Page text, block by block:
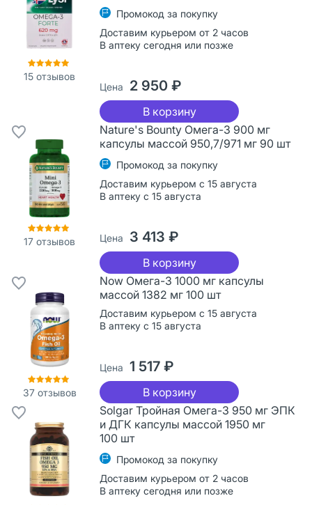
15 отзывов
Промокод за покупку
Доставим курьером от 2 часов
В аптеку сегодня или позже
Цена 2 950 ₽
В корзину
17 отзывов
Nature's Bounty Омега-3 900 мг
капсулы массой 950,7/971 мг 90 шт
Промокод за покупку
Доставим курьером с 15 августа
В аптеку с 15 августа
Цена 3 413 ₽
В корзину
37отзывов
Now Омега-3 1000 мг капсулы
массой 1382 мг 100 шт
Доставим курьером с 15 августа
В аптеку с 15 августа
Цена 1 517 ₽
В корзину
Solgar Тройная Омега-3 950 мг ЭПК
и ДГК капсулы массой 1950 мг
100 шт
Промокод за покупку
Доставим курьером от 2 часов
В аптеку сегодня или позже